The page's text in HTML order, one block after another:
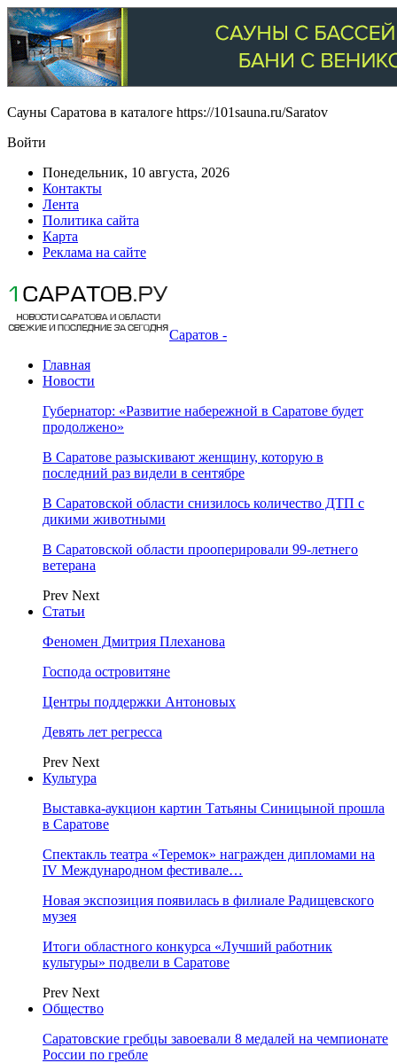
Сауны Саратова в каталоге https://101sauna.ru/Saratov
Войти
Понедельник, 10 августа, 2026
Контакты
Лента
Политика сайта
Карта
Реклама на сайте
Саратов -
Главная
Новости
Губернатор: «Развитие набережной в Саратове будет
продолжено»
В Саратове разыскивают женщину, которую в
последний раз видели в сентябре
В Саратовской области снизилось количество ДТП с
дикими животными
В Саратовской области прооперировали 99-летнего
ветерана
Prev Next
Статьи
Феномен Дмитрия Плеханова
Господа островитяне
Центры поддержки Антоновых
Девять лет регресса
Prev Next
Культура
Выставка-аукцион картин Татьяны Синицыной прошла
в Саратове
Спектакль театра «Теремок» награжден дипломами на
IV Международном фестивале…
Новая экспозиция появилась в филиале Радищевского
музея
Итоги областного конкурса «Лучший работник
культуры» подвели в Саратове
Prev Next
Общество
Саратовские гребцы завоевали 8 медалей на чемпионате
России по гребле